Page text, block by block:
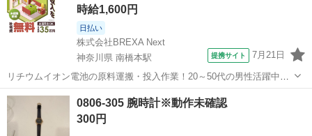
時給1,600円
日払い
株式会社BREXA Next
神奈川県 南橋本駅
提携サイト 7月21日
リチウムイオン電池の原料運搬・投入作業！20～50代の男性活躍中★
ワンルーム寮完備！赴任旅費会社負担！年間休日130日★フォークリフ
ト免許お持ちの方、活躍中！就業先食堂利用可★《神奈川県相模原
市》 人気の工場のお仕事 ◇電...
神奈川 相模原市 南橋本駅 その他
0806-305 腕時計※動作未確認
300円